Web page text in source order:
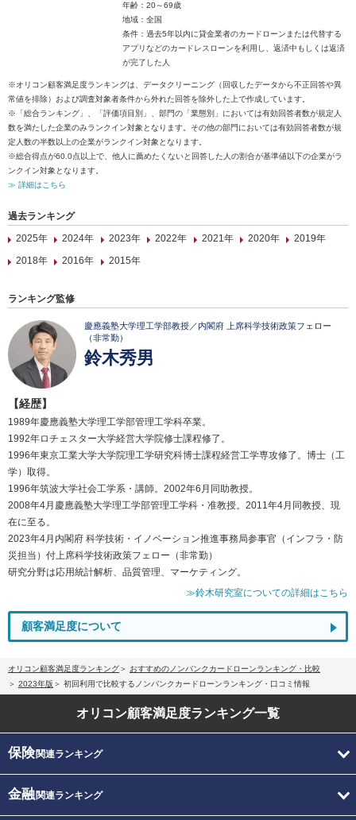
年齢：20～69歳
地域：全国
条件：過去5年以内に貸金業者のカードローンまたは代替する
アプリなどのカードレスローンを利用し、返済中もしくは返済
が完了した人
※オリコン顧客満足度ランキングは、データクリーニング（回収したデータから不正回答や異
常値を排除）および調査対象者条件から外れた回答を除外した上で作成しています。
※「総合ランキング」、「評価項目別」、部門の「業態別」においては有効回答者数が規定人
数を満たした企業のみランクイン対象となります。その他の部門においては有効回答者数が規
定人数の半数以上の企業がランクイン対象となります。
※総合得点が60.0点以上で、他人に薦めたくないと回答した人の割合が基準値以下の企業がラ
ンクイン対象となります。
≫ 詳細はこちら
過去ランキング
2025年
2024年 2023年 2022年 2021年 2020年
2019年
2018年
2016年 2015年
ランキング監修
慶應義塾大学理工学部教授／内閣府 上席科学技術政策フェロー
（非常勤）
鈴木秀男
【経歴】
1989年慶應義塾大学理工学部管理工学科卒業。
1992年ロチェスター大学経営大学院修士課程修了。
1996年東京工業大学大学院理工学研究科博士課程経営工学専攻修了。博士（工
学）取得。
1996年筑波大学社会工学系・講師。2002年6月同助教授。
2008年4月慶應義塾大学理工学部管理工学科・准教授。2011年4月同教授、現
在に至る。
2023年4月内閣府 科学技術・イノベーション推進事務局参事官（インフラ・防
災担当）付上席科学技術政策フェロー（非常勤）
研究分野は応用統計解析、品質管理、マーケティング。
≫鈴木研究室についての詳細はこちら
顧客満足度について
オリコン顧客満足度ランキング
おすすめのノンバンクカードローンランキング・比較
2023年版
初回利用で比較するノンバンクカードローンランキング・口コミ情報
オリコン顧客満足度ランキング一覧
保険関連ランキング
金融関連ランキング